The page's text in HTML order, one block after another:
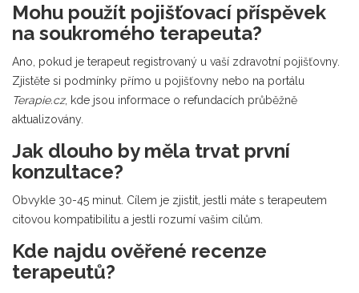
Mohu použít pojišťovací příspěvek
na soukromého terapeuta?
Ano, pokud je terapeut registrovaný u vaší zdravotní pojišťovny.
Zjistěte si podmínky přímo u pojišťovny nebo na portálu
Terapie.cz, kde jsou informace o refundacích průběžně
aktualizovány.
Jak dlouho by měla trvat první
konzultace?
Obvykle 30-45 minut. Cílem je zjistit, jestli máte s terapeutem
citovou kompatibilitu a jestli rozumí vašim cílům.
Kde najdu ověřené recenze
terapeutů?